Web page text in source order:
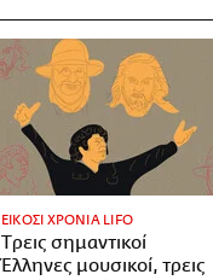
ΕΙΚΟΣΙ ΧΡΟΝΙΑ LIFO
Tρεις σημαντικοί
Έλληνες μουσικοί, τρεις